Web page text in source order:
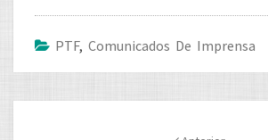
PTF, Comunicados De Imprensa